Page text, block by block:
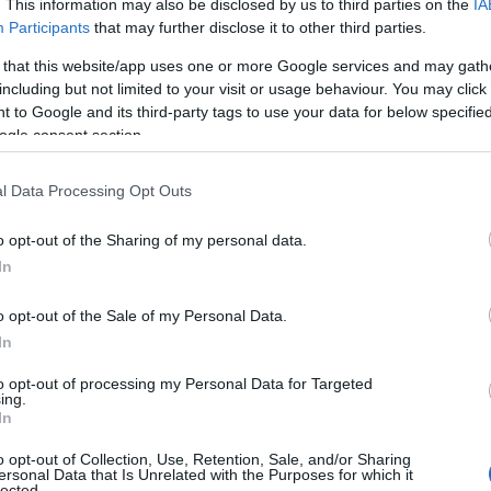
This information may also be disclosed by us to third parties on the
Participants that may further disclose it to other third parties.
that this website/app uses one or more Google services and may
but not limited to your visit or usage behaviour. You may
to Google and its third-party tags to use your data for below
consent section.
Data Processing Opt Outs
opt-out of the Sharing of my personal data.
opt-out of the Sale of my Personal Data.
opt-out of processing my Personal Data for Targeted
opt-out of Collection, Use, Retention, Sale, and/or Sharing
Data that Is Unrelated with the Purposes for which it
και χαμογελαστοί, βρέθηκαν
τη χάρη του Όσιος Ιωάννης ο Ρώσσος και
νέα κοινή τους ζωή. Το όμορφο αυτό
και έχει ήδη συγκινήσει όσους το
το νεαρό ζευγάρι απέδειξε τη βαθιά
δώσει στη μεγάλη ημέρα του γάμου του,
ξεκίνημα με μια επίσκεψη στον Άγιο της